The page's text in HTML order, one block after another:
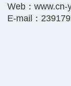
Web：www.cn-
E-mail：